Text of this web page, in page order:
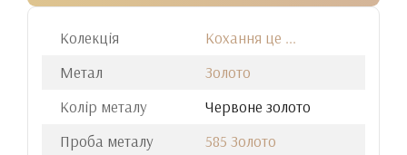
Колекція
Кохання це ...
Метал
Золото
Колір металу
Червоне золото
Проба металу
585 Золото